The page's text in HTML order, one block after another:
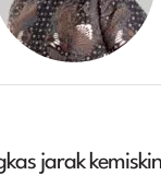
jarak